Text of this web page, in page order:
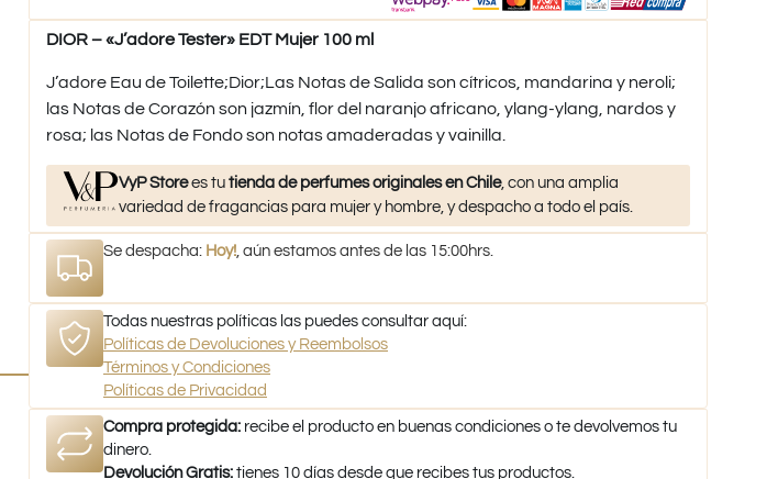
DIOR – «J’adore Tester» EDT Mujer 100 ml
J’adore Eau de Toilette;Dior;Las Notas de Salida son cítricos, mandarina y neroli;
las Notas de Corazón son jazmín, flor del naranjo africano, ylang-ylang, nardos y
rosa; las Notas de Fondo son notas amaderadas y vainilla.
VyP Storees tutienda de perfumes originales en Chile, con una amplia
variedad de fragancias para mujer y hombre, y despacho a todo el país.
Se despacha: Hoy! , aún estamos antes de las 15:00hrs.
Todas nuestras políticas las puedes consultar aquí:
Políticas de Devoluciones y Reembolsos
Términos y Condiciones
Políticas de Privacidad
Compra protegida: recibe el producto en buenas condiciones o te devolvemos tu
dinero.
Devolución Gratis: tienes 10 días desde que recibes tus productos.